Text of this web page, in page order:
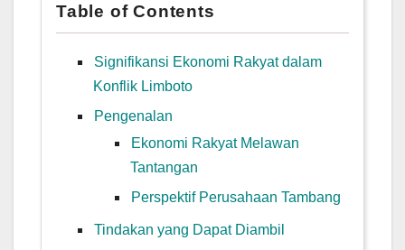
Table of Contents
Signifikansi Ekonomi Rakyat dalam
Konflik Limboto
Pengenalan
Ekonomi Rakyat Melawan
Tantangan
Perspektif Perusahaan Tambang
Tindakan yang Dapat Diambil